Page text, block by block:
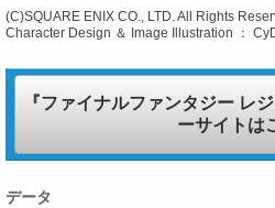
(C)SQUARE ENIX CO., LTD. All Rights
Character Design ＆ Image Illustration ：
『ファイナルファンタジー レ
ーサイトは
データ